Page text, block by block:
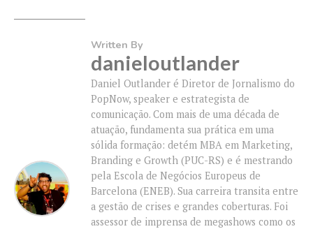
Written By
danieloutlander
Daniel Outlander é Diretor de Jornalismo do
PopNow, speaker e estrategista de
comunicação. Com mais de uma década de
atuação, fundamenta sua prática em uma
sólida formação: detém MBA em Marketing,
Branding e Growth (PUC-RS) e é mestrando
pela Escola de Negócios Europeus de
Barcelona (ENEB). Sua carreira transita entre
a gestão de crises e grandes coberturas. Foi
assessor de imprensa de megashows como os